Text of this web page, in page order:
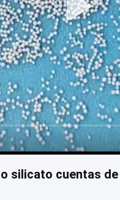
silicato cuentas